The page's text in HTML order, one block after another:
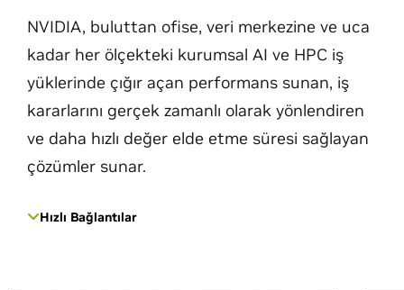
NVIDIA, buluttan ofise, veri merkezine ve uca
kadar her ölçekteki kurumsal AI ve HPC iş
yüklerinde çığır açan performans sunan, iş
kararlarını gerçek zamanlı olarak yönlendiren
ve daha hızlı değer elde etme süresi sağlayan
çözümler sunar.
Hızlı Bağlantılar